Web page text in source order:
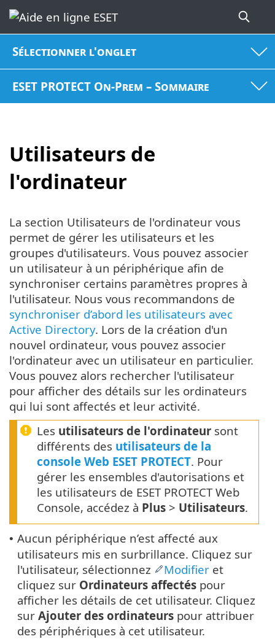
Sélectionner l'onglet
ESET PROTECT On-Prem – Sommaire
Utilisateurs de
l'ordinateur
La section Utilisateurs de l'ordinateur vous
permet de gérer les utilisateurs et les
groupes d'utilisateurs. Vous pouvez associer
un utilisateur à un périphérique afin de
synchroniser certains paramètres propres à
l'utilisateur. Nous vous recommandons de
synchroniser d’abord les utilisateurs avec
Active Directory. Lors de la création d'un
nouvel ordinateur, vous pouvez associer
l'ordinateur avec un utilisateur en particulier.
Vous pouvez alors rechercher l'utilisateur
pour afficher des détails sur les ordinateurs
qui lui sont affectés et leur activité.
Les utilisateurs de l'ordinateur sont
différents des utilisateurs de la
console Web ESET PROTECT. Pour
gérer les ensembles d'autorisations et
les utilisateurs de ESET PROTECT Web
Console, accédez à Plus > Utilisateurs.
• Aucun périphérique n’est affecté aux
utilisateurs mis en surbrillance. Cliquez sur
l'utilisateur, sélectionnez
Modifier et
cliquez sur Ordinateurs affectés pour
afficher les détails de cet utilisateur. Cliquez
sur Ajouter des ordinateurs pour attribuer
des périphériques à cet utilisateur.